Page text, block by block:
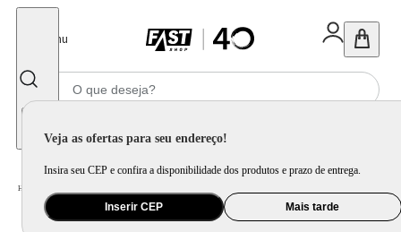
Menu
Veja as ofertas para seu endereço!
Insira seu CEP e confira a disponibilidade dos produtos e prazo de entrega.
Inserir CEP Mais tarde
Home